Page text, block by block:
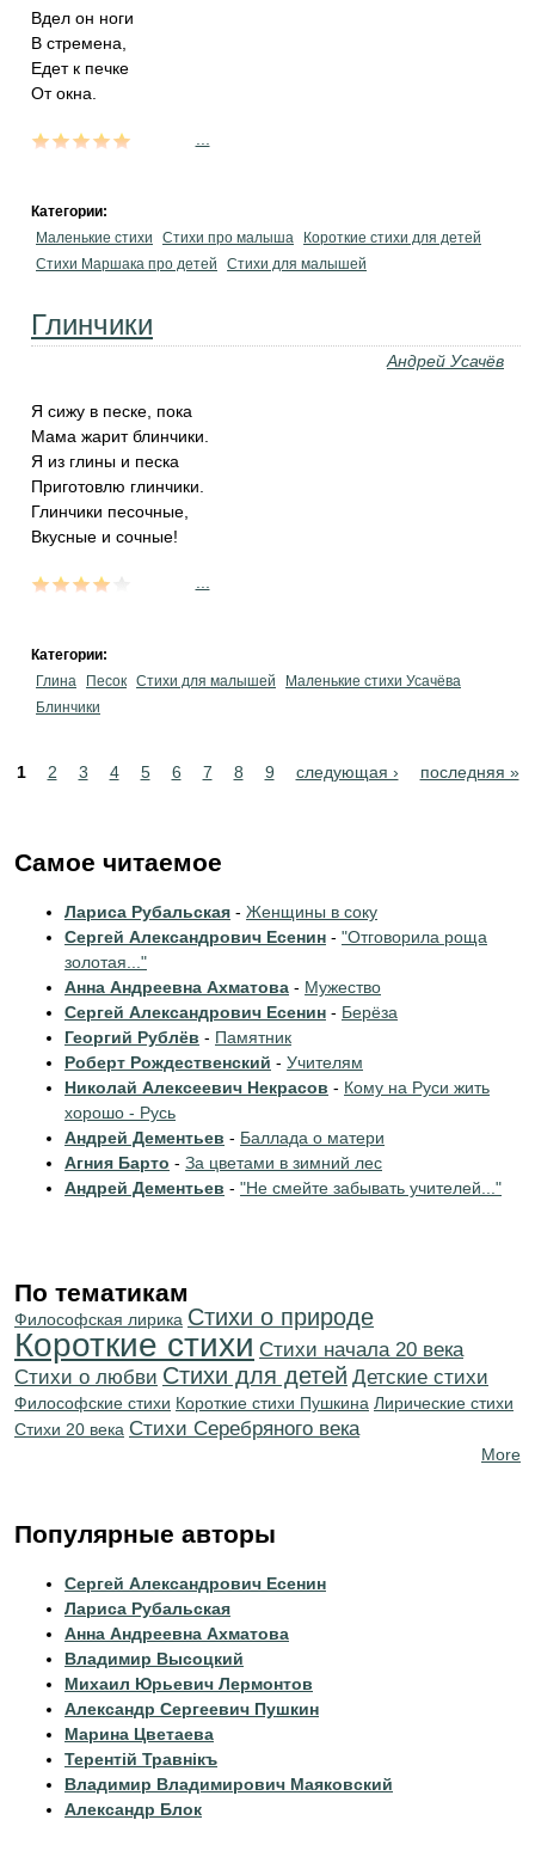
Вдел он ноги
В стремена,
Едет к печке
От окна.
Категории:
Маленькие стихи
Стихи про малыша
Короткие стихи для детей
Стихи Маршака про детей
Стихи для малышей
Глинчики
Андрей Усачёв
Я сижу в песке, пока
Мама жарит блинчики.
Я из глины и песка
Приготовлю глинчики.
Глинчики песочные,
Вкусные и сочные!
Категории:
Глина
Песок Стихи для малышей
Маленькие стихи Усачёва
Блинчики
Pages
1 2 3 4 5 6 7 8 9 следующая › последняя »
Самое читаемое
Лариса Рубальская - Женщины в соку
Сергей Александрович Есенин - "Отговорила роща
золотая..."
Анна Андреевна Ахматова - Мужество
Сергей Александрович Есенин - Берёза
Георгий Рублёв - Памятник
Роберт Рождественский - Учителям
Николай Алексеевич Некрасов - Кому на Руси жить
хорошо - Русь
Андрей Дементьев - Баллада о матери
Агния Барто - За цветами в зимний лес
Андрей Дементьев - "Не смейте забывать учителей..."
По тематикам
Философская лирика Стихи о природе
Короткие стихи Cтихи начала 20 века
Стихи о любви Стихи для детей Детские стихи
Философские стихи Короткие стихи Пушкина Лирические стихи
Стихи 20 века Cтихи Серебряного века
More
Популярные авторы
Сергей Александрович Есенин
Лариса Рубальская
Анна Андреевна Ахматова
Владимир Высоцкий
Михаил Юрьевич Лермонтов
Александр Сергеевич Пушкин
Марина Цветаева
Терентiй Травнiкъ
Владимир Владимирович Маяковский
Александр Блок